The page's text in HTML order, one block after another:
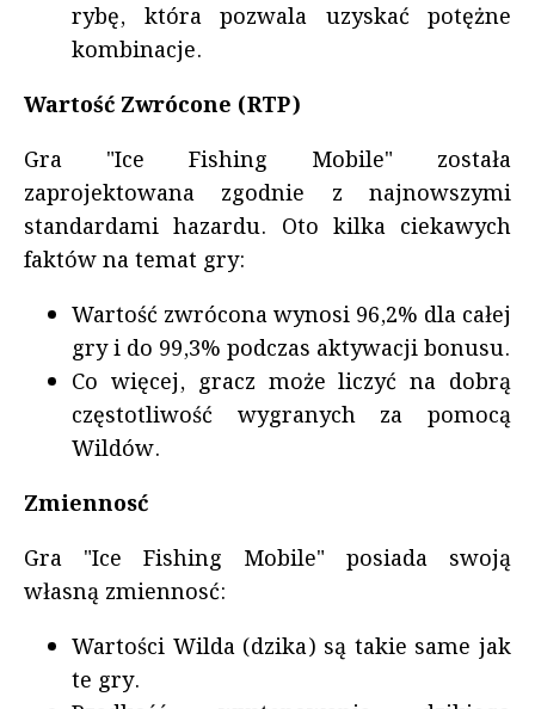
rybę, która pozwala uzyskać potężne
kombinacje.
Wartość Zwrócone (RTP)
Gra "Ice Fishing Mobile" została
zaprojektowana zgodnie z najnowszymi
standardami hazardu. Oto kilka ciekawych
faktów na temat gry:
Wartość zwrócona wynosi 96,2% dla całej
gry i do 99,3% podczas aktywacji bonusu.
Co więcej, gracz może liczyć na dobrą
częstotliwość wygranych za pomocą
Wildów.
Zmiennosć
Gra "Ice Fishing Mobile" posiada swoją
własną zmiennosć:
Wartości Wilda (dzika) są takie same jak
te gry.